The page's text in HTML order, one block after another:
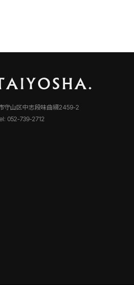
守山区中志段味曲綴2459-2
052-739-2712